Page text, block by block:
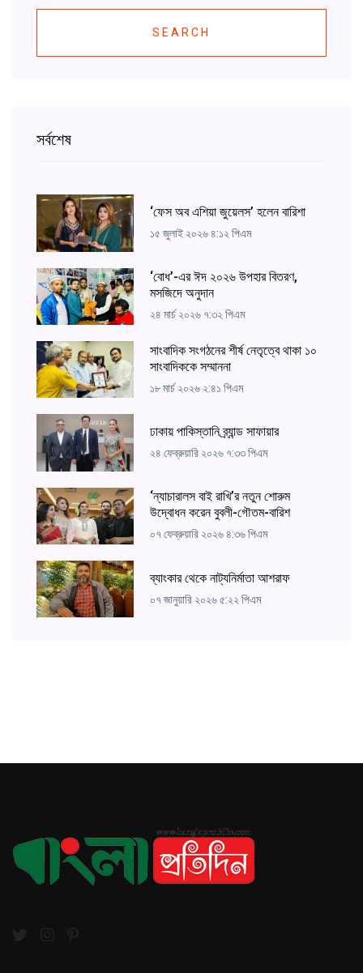
SEARCH
সর্বশেষ
‘ফেস অব এশিয়া জুয়েলস’ হলেন বারিশা
১৫ জুলাই ২০২৬ ৪:১২ পিএম
‘বোধ’-এর ঈদ ২০২৬ উপহার বিতরণ,
মসজিদে অনুদান
২৪ মার্চ ২০২৬ ৭:৩২ পিএম
সাংবাদিক সংগঠনের শীর্ষ নেতৃত্বে থাকা ১০
সাংবাদিককে সম্মাননা
১৮ মার্চ ২০২৬ ২:৪১ পিএম
ঢাকায় পাকিস্তানি ব্র্যান্ড সাফায়ার
২৪ ফেব্রুয়ারি ২০২৬ ৭:৩৩ পিএম
‘ন্যাচারালস বাই রাখি’র নতুন শোরুম
উদ্বোধন করেন বুবলী-গৌতম-বারিশ
০৭ ফেব্রুয়ারি ২০২৬ ৪:৩৬ পিএম
ব্যাংকার থেকে নাট্যনির্মাতা আশরাফ
০৭ জানুয়ারি ২০২৬ ৫:২২ পিএম